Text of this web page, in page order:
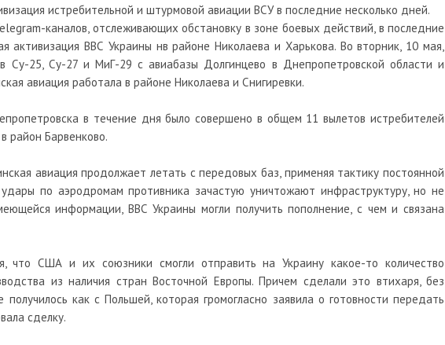
истребительной и штурмовой авиации ВСУ в последние несколько дней.
каналов, отслеживающих обстановку в зоне боевых действий, в последние
активизация ВВС Украины нв районе Николаева и Харькова. Во вторник, 10 мая,
Су-25, Су-27 и МиГ-29 с авиабазы Долгинцево в Днепропетровской области и
авиация работала в районе Николаева и Снигиревки.
в течение дня было совершено в общем 11 вылетов истребителей
район Барвенково.
авиация продолжает летать с передовых баз, применяя тактику постоянной
по аэродромам противника зачастую уничтожают инфраструктуру, но не
информации, ВВС Украины могли получить пополнение, с чем и связана
что США и их союзники смогли отправить на Украину какое-то количество
из наличия стран Восточной Европы. Причем сделали это втихаря, без
как с Польшей, которая громогласно заявила о готовности передать
сделку.